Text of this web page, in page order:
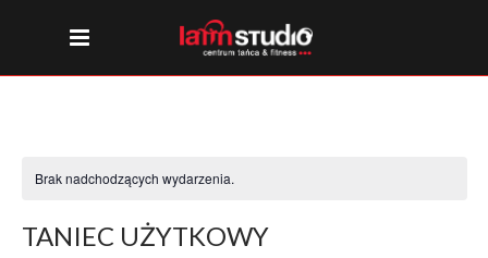
Brak nadchodzących wydarzenia.
TANIEC UŻYTKOWY